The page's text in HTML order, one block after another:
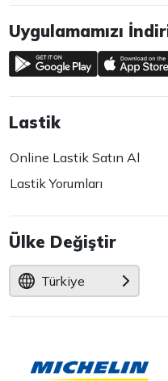
Uygulamamızı
Lastik
Online Lastik Satın Al
Lastik Yorumları
Ülke Değiştir
Türkiye